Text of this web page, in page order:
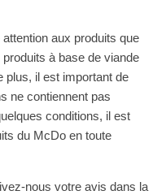
aux produits que
à base de viande
plus, il est important de
ne contiennent pas
conditions, il est
du McDo en toute
nous votre avis dans la